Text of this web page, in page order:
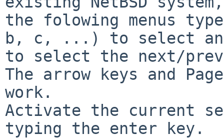
the folowing menus
b, c, ...) to select an
to select the next/
The arrow keys and
work.
Activate the current
typing the enter key.